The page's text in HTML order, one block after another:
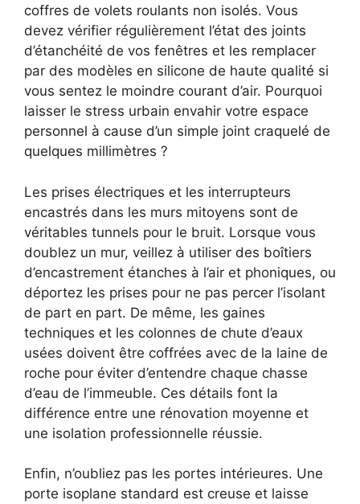
coffres de volets roulants non isolés. Vous
devez vérifier régulièrement l’état des joints
d’étanchéité de vos fenêtres et les remplacer
par des modèles en silicone de haute qualité si
vous sentez le moindre courant d’air. Pourquoi
laisser le stress urbain envahir votre espace
personnel à cause d’un simple joint craquelé de
quelques millimètres ?
Les prises électriques et les interrupteurs
encastrés dans les murs mitoyens sont de
véritables tunnels pour le bruit. Lorsque vous
doublez un mur, veillez à utiliser des boîtiers
d’encastrement étanches à l’air et phoniques, ou
déportez les prises pour ne pas percer l’isolant
de part en part. De même, les gaines
techniques et les colonnes de chute d’eaux
usées doivent être coffrées avec de la laine de
roche pour éviter d’entendre chaque chasse
d’eau de l’immeuble. Ces détails font la
différence entre une rénovation moyenne et
une isolation professionnelle réussie.
Enfin, n’oubliez pas les portes intérieures. Une
porte isoplane standard est creuse et laisse